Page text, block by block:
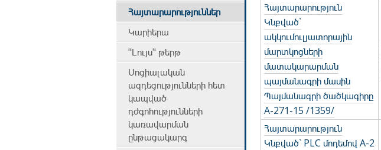
Հայտարարություններ
Կարիերա
"Լույս" թերթ
Սոցիալական
ազդեցությունների հետ
կապված
դժգոհությունների
կառավարման
ընթացակարգ
Հայտարարություն
Կնքված`
ակկումուլյատորային
մարտկոցների
մատակարարման
պայմանագրի մասին
Պայմանագրի ծածկագիրը
A-271-15 /1359/
Հայտարարություն
Կնքված` PLC մոդեմով A-2